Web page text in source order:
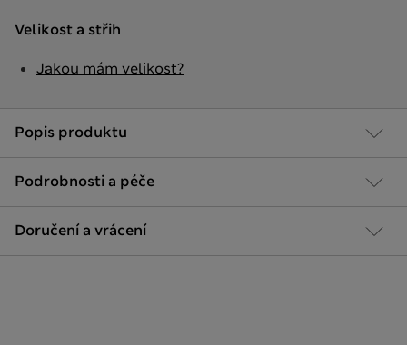
Popis produktu
Podrobnosti a péče
Doručení a vrácení
Velikost a střih
Jakou mám velikost?